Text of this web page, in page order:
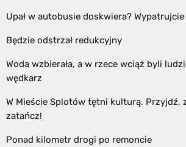
Upał w autobusie doskwiera? Wypatrujcie
Będzie odstrzał redukcyjny
Woda wzbierała, a w rzece wciąż byli
wędkarz
W Mieście Splotów tętni kulturą. Przyjdź,
zatańcz!
Ponad kilometr drogi po remoncie